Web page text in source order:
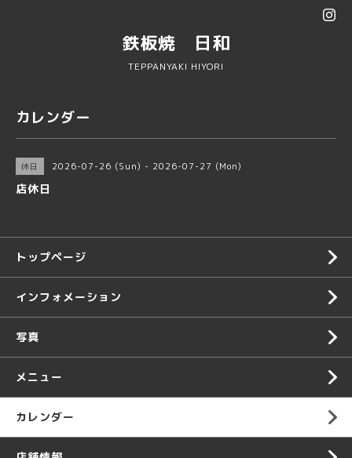
鉄板焼 日和
TEPPANYAKI HIYORI
カレンダー
休日 2026-07-26 (Sun) - 2026-07-27 (Mon)
店休日
トップページ
インフォメーション
写真
メニュー
カレンダー